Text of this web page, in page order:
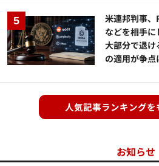
米連邦判事
などを相手
大部分で退
の適用が争点
人気記事ランキングを
お知らせ